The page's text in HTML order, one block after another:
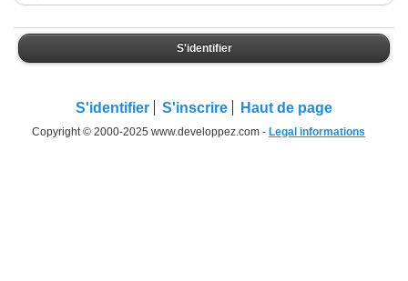
S'identifier
S'identifier S'inscrire Haut de page
Copyright © 2000-2025 www.developpez.com - Legal informations